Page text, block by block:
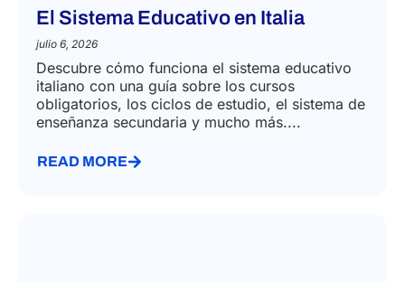
El Sistema Educativo en Italia
julio 6, 2026
Descubre cómo funciona el sistema educativo
italiano con una guía sobre los cursos
obligatorios, los ciclos de estudio, el sistema de
enseñanza secundaria y mucho más....
READ MORE